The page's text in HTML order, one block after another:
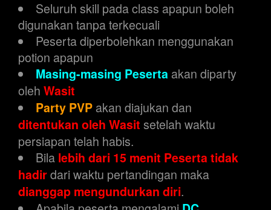
Seluruh skill pada class apapun boleh
digunakan tanpa terkecuali
Peserta diperbolehkan menggunakan
potion apapun
Masing-masing Pesertaakan diparty
oleh Wasit
Party PVPakan diajukan dan
ditentukan oleh Wasit setelah waktu
persiapan telah habis.
Bila lebih dari 15 menit Peserta tidak
hadirdari waktu pertandingan maka
dianggap mengundurkan diri.